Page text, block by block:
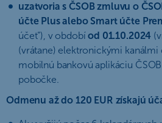
uzatvoria s ČSOB zmluvu o
účte Plus alebo Smart účte
účet“), v obdobíod 01.10.2024
(vrátane) elektronickými
mobilnú bankovú aplikáciu
pobočke.
Odmenu až do 120 EUR získajú